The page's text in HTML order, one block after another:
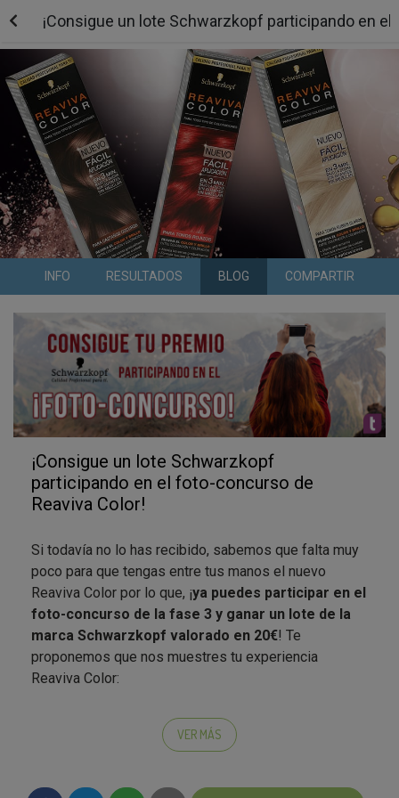
¡Consigue un lote Schwarzkopf participando en
INFO RESULTADOS BLOG COMPARTIR
¡Consigue un lote Schwarzkopf
participando en el foto-concurso de
Reaviva Color!
Si todavía no lo has recibido, sabemos que falta muy
poco para que tengas entre tus manos el nuevo
Reaviva Color por lo que, ¡ya puedes participar en el
foto-concurso de la fase 3 y ganar un lote de la
marca Schwarzkopf valorado en 20€! Te
proponemos que nos muestres tu experiencia
Reaviva Color:
del producto y la caja con la guía
Antes y despuésdel tratamiento Reaviva Color.
VER MÁS